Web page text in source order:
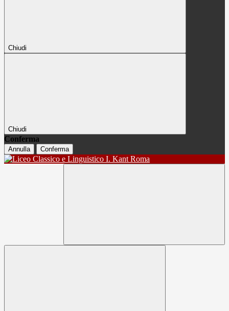
Chiudi
Chiudi
Conferma
Annulla Conferma